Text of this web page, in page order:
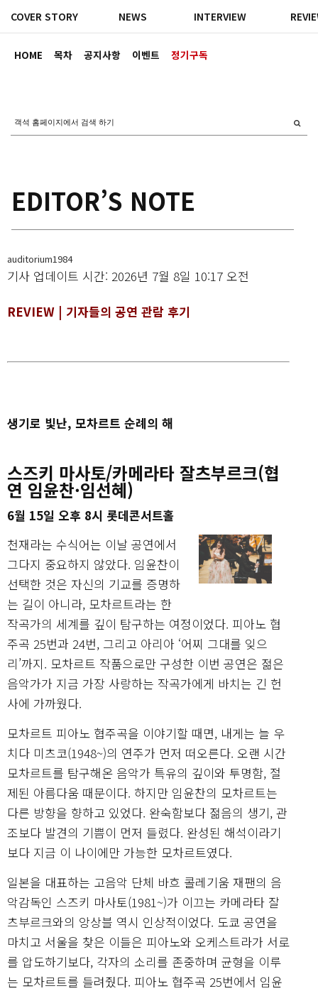
HOME 목차 공지사항 이벤트 정기구독
COVER STORY NEWS INTERVIEW
EDITOR’S NOTE
auditorium1984
기사 업데이트 시간: 2026년 7월 8일 10:17 오전
REVIEW | 기자들의 공연 관람 후기
생기로 빛난, 모차르트 순례의 해
스즈키 마사토/카메라타 잘츠부르크(협
연 임윤찬·임선혜)
6월 15일 오후 8시 롯데콘서트홀
천재라는 수식어는 이날 공연에서
그다지 중요하지 않았다. 임윤찬이
선택한 것은 자신의 기교를 증명하
는 길이 아니라, 모차르트라는 한
작곡가의 세계를 깊이 탐구하는 여정이었다. 피아노 협
주곡 25번과 24번, 그리고 아리아 ‘어찌 그대를 잊으
리’까지. 모차르트 작품으로만 구성한 이번 공연은 젊은
음악가가 지금 가장 사랑하는 작곡가에게 바치는 긴 헌
사에 가까웠다.
모차르트 피아노 협주곡을 이야기할 때면, 내게는 늘 우
치다 미츠코(1948~)의 연주가 먼저 떠오른다. 오랜 시간
모차르트를 탐구해온 음악가 특유의 깊이와 투명함, 절
제된 아름다움 때문이다. 하지만 임윤찬의 모차르트는
다른 방향을 향하고 있었다. 완숙함보다 젊음의 생기, 관
조보다 발견의 기쁨이 먼저 들렸다. 완성된 해석이라기
보다 지금 이 나이에만 가능한 모차르트였다.
일본을 대표하는 고음악 단체 바흐 콜레기움 재팬의 음
악감독인 스즈키 마사토(1981~)가 이끄는 카메라타 잘
츠부르크와의 앙상블 역시 인상적이었다. 도쿄 공연을
마치고 서울을 찾은 이들은 피아노와 오케스트라가 서로
를 압도하기보다, 각자의 소리를 존중하며 균형을 이루
는 모차르트를 들려줬다. 피아노 협주곡 25번에서 임윤